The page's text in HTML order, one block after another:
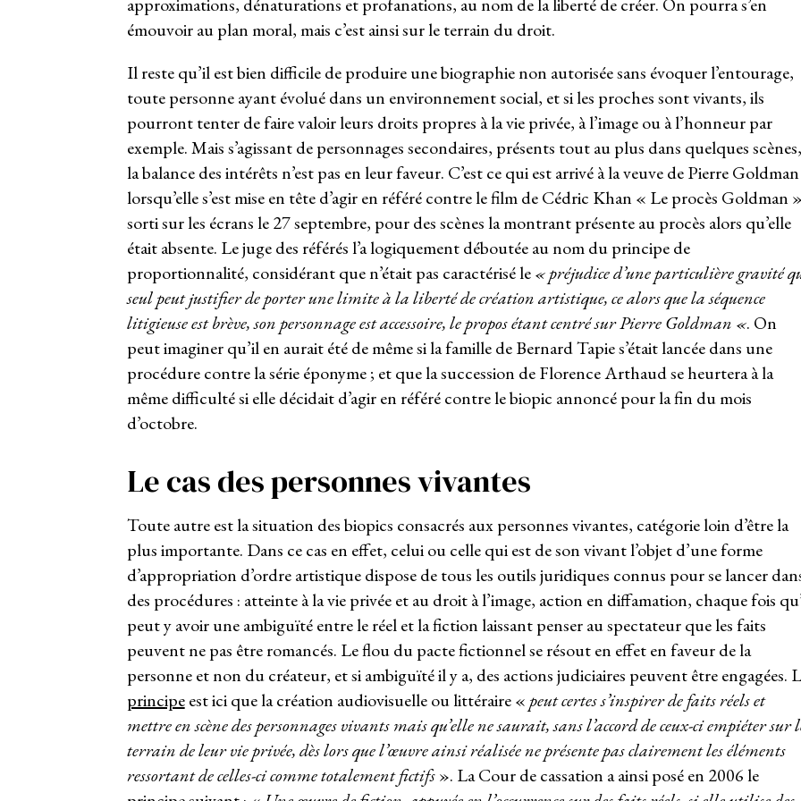
émouvoir au plan moral, mais c’est ainsi sur le terrain du droit.
Il reste qu’il est bien difficile de produire une biographie non autorisée sans évoquer l’entourage,
toute personne ayant évolué dans un environnement social, et si les proches sont vivants, ils
pourront tenter de faire valoir leurs droits propres à la vie privée, à l’image ou à l’honneur par
exemple. Mais s’agissant de personnages secondaires, présents tout au plus dans quelques scènes,
la balance des intérêts n’est pas en leur faveur. C’est ce qui est arrivé à la veuve de Pierre Goldman
lorsqu’elle s’est mise en tête d’agir en référé contre le film de Cédric Khan « Le procès Goldman »
sorti sur les écrans le 27 septembre, pour des scènes la montrant présente au procès alors qu’elle
était absente. Le juge des référés l’a logiquement déboutée au nom du principe de
proportionnalité, considérant que n’était pas caractérisé le« préjudice d’une particulière gravité
seul peut justifier de porter une limite à la liberté de création artistique, ce alors que la séquence
litigieuse est brève, son personnage est accessoire, le propos étant centré sur Pierre Goldman «. On
peut imaginer qu’il en aurait été de même si la famille de Bernard Tapie s’était lancée dans une
procédure contre la série éponyme ; et que la succession de Florence Arthaud se heurtera à la
même difficulté si elle décidait d’agir en référé contre le biopic annoncé pour la fin du mois
d’octobre.
Le cas des personnes vivantes
Toute autre est la situation des biopics consacrés aux personnes vivantes, catégorie loin d’être la
plus importante. Dans ce cas en effet, celui ou celle qui est de son vivant l’objet d’une forme
d’appropriation d’ordre artistique dispose de tous les outils juridiques connus pour se lancer
des procédures : atteinte à la vie privée et au droit à l’image, action en diffamation, chaque fois
peut y avoir une ambiguïté entre le réel et la fiction laissant penser au spectateur que les faits
peuvent ne pas être romancés. Le flou du pacte fictionnel se résout en effet en faveur de la
personne et non du créateur, et si ambiguïté il y a, des actions judiciaires peuvent être engagées.
principeest ici que la création audiovisuelle ou littéraire « peut certes s’inspirer de faits réels et
mettre en scène des personnages vivants mais qu’elle ne saurait, sans l’accord de ceux-ci empiéter sur
terrain de leur vie privée, dès lors que l’œuvre ainsi réalisée ne présente pas clairement les éléments
ressortant de celles-ci comme totalement fictifs». La Cour de cassation a ainsi posé en 2006 le